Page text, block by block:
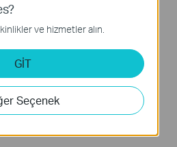
ve hizmetler alın.
GİT
Seçenek